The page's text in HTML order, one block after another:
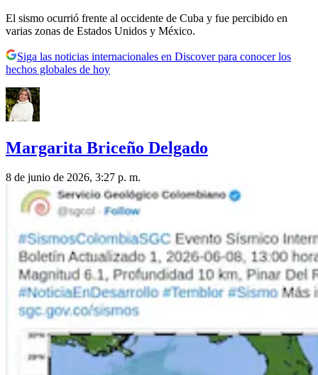
El sismo ocurrió frente al occidente de Cuba y fue percibido en
varias zonas de Estados Unidos y México.
Siga las noticias internacionales en Discover para conocer los
hechos globales de hoy
Margarita Briceño Delgado
8 de junio de 2026, 3:27 p. m.